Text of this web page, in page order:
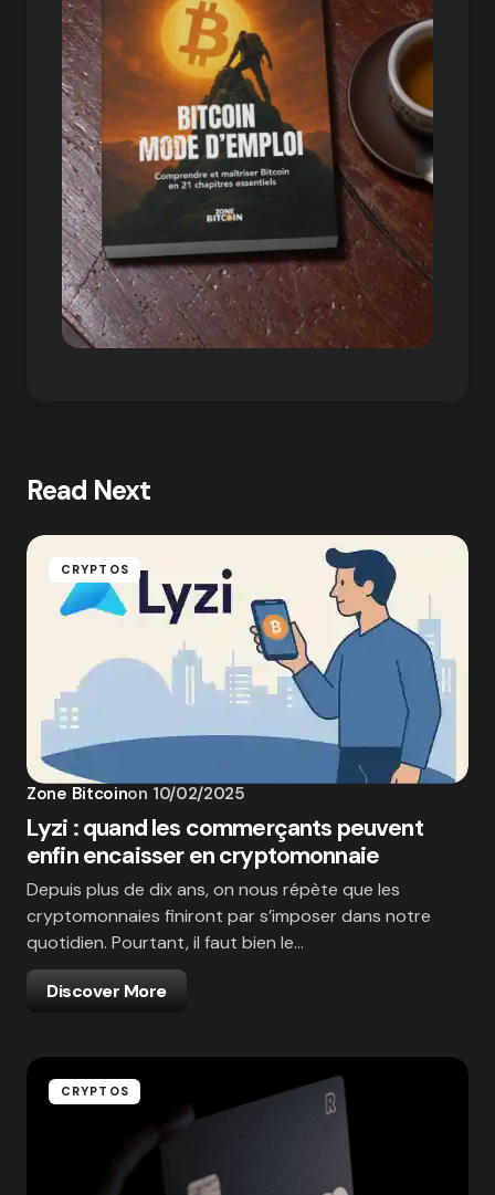
Read Next
CRYPTOS
Zone Bitcoinon 10/02/2025
Lyzi : quand les commerçants peuvent
enfin encaisser en cryptomonnaie
Depuis plus de dix ans, on nous répète que les
cryptomonnaies finiront par s’imposer dans notre
quotidien. Pourtant, il faut bien le…
Discover More
CRYPTOS